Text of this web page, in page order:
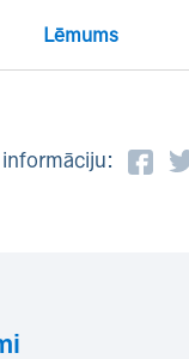
Lēmums
informāciju: